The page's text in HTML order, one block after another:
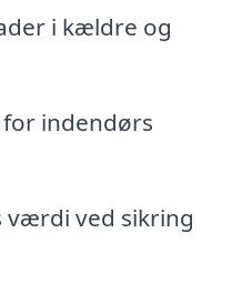
i kældre og
indendørs
værdi ved sikring